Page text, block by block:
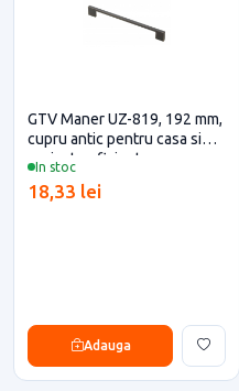
In stoc
GTV Maner UZ-819, 192 mm,
cupru antic pentru casa si
proiecte eficiente
18,33 lei
Adauga